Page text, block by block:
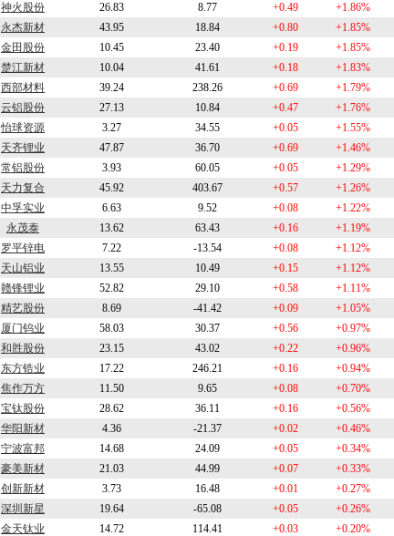
神火股份 26.83 8.77 +0.49 +1.86%
永杰新材 43.95 18.84 +0.80 +1.85%
金田股份 10.45 23.40 +0.19 +1.85%
楚江新材 10.04 41.61 +0.18 +1.83%
西部材料 39.24 238.26 +0.69 +1.79%
云铝股份 27.13 10.84 +0.47 +1.76%
怡球资源 3.27 34.55 +0.05 +1.55%
天齐锂业 47.87 36.70 +0.69 +1.46%
常铝股份 3.93 60.05 +0.05 +1.29%
天力复合 45.92 403.67 +0.57 +1.26%
中孚实业 6.63 9.52 +0.08 +1.22%
永茂泰 13.62 63.43 +0.16 +1.19%
罗平锌电 7.22 -13.54 +0.08 +1.12%
天山铝业 13.55 10.49 +0.15 +1.12%
赣锋锂业 52.82 29.10 +0.58 +1.11%
精艺股份 8.69 -41.42 +0.09 +1.05%
厦门钨业 58.03 30.37 +0.56 +0.97%
和胜股份 23.15 43.02 +0.22 +0.96%
东方锆业 17.22 246.21 +0.16 +0.94%
焦作万方 11.50 9.65 +0.08 +0.70%
宝钛股份 28.62 36.11 +0.16 +0.56%
华阳新材 4.36 -21.37 +0.02 +0.46%
宁波富邦 14.68 24.09 +0.05 +0.34%
豪美新材 21.03 44.99 +0.07 +0.33%
创新新材 3.73 16.48 +0.01 +0.27%
深圳新星 19.64 -65.08 +0.05 +0.26%
金天钛业 14.72 114.41 +0.03 +0.20%